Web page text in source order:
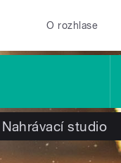
O rozhlase
Nahrávací studio